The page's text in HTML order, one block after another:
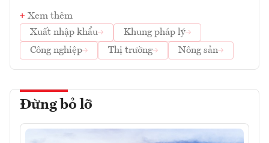
Xem thêm
Xuất nhập khẩu
Khung pháp lý
Công nghiệp
Thị trường Nông sản
Đừng bỏ lỡ